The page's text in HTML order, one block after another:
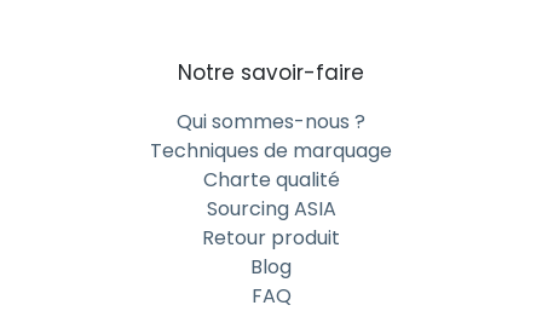
Notre savoir-faire
Qui sommes-nous ?
Techniques de marquage
Charte qualité
Sourcing ASIA
Retour produit
Blog
FAQ